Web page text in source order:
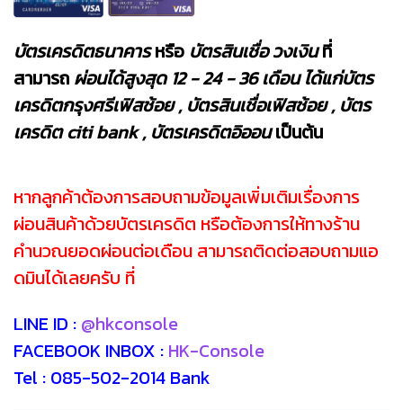
บัตรเครดิตธนาคารหรือ บัตรสินเชื่อ วงเงินที่
สามารถ ผ่อนได้สูงสุด 12 - 24 - 36 เดือน ได้แก่บัตร
เครดิตกรุงศรีเฟิสช้อย , บัตรสินเชื่อเฟิสช้อย , บัตร
เครดิต citi bank , บัตรเครดิตอิออนเป็นต้น
หากลูกค้าต้องการสอบถามข้อมูลเพิ่มเติมเรื่องการ
ผ่อนสินค้าด้วยบัตรเครดิต หรือต้องการให้ทางร้าน
คำนวณยอดผ่อนต่อเดือน สามารถติดต่อสอบถามแอ
ดมินได้เลยครับ ที่
LINE ID : @hkconsole
FACEBOOK INBOX : HK-Console
Tel : 085-502-2014 Bank